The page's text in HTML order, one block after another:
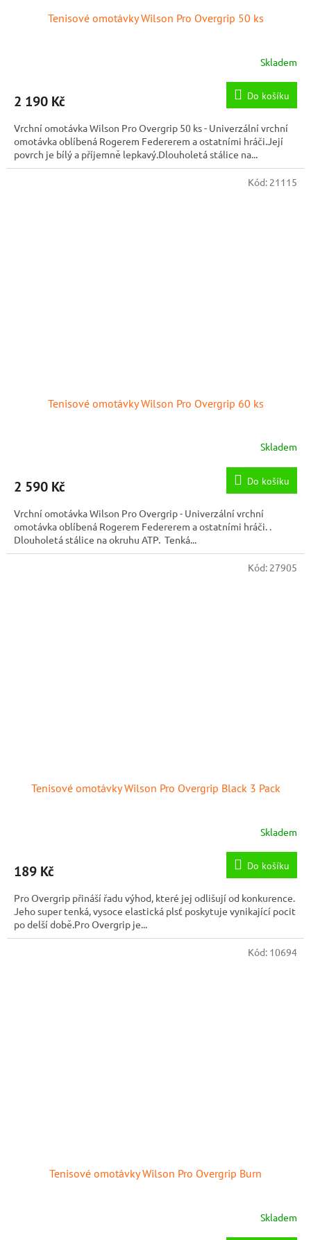
Tenisové omotávky Wilson Pro Overgrip 50 ks
Skladem
2 190 Kč Do košíku
Vrchní omotávka Wilson Pro Overgrip 50 ks - Univerzální vrchní
omotávka oblíbená Rogerem Federerem a ostatními hráči.Její
povrch je bílý a příjemně lepkavý.Dlouholetá stálice na...
Tenisové omotávky Wilson Pro Overgrip 60 ks
Skladem
2 590 Kč Do košíku
Vrchní omotávka Wilson Pro Overgrip - Univerzální vrchní
omotávka oblíbená Rogerem Federerem a ostatními hráči. .
Dlouholetá stálice na okruhu ATP. Tenká...
Kód: 21115
Tenisové omotávky Wilson Pro Overgrip Black 3 Pack
Skladem
189 Kč Do košíku
Pro Overgrip přináší řadu výhod, které jej odlišují od konkurence.
Jeho super tenká, vysoce elastická plsť poskytuje vynikající pocit
po delší době.Pro Overgrip je...
Kód: 27905
Tenisové omotávky Wilson Pro Overgrip Burn
Skladem
Kód: 10694